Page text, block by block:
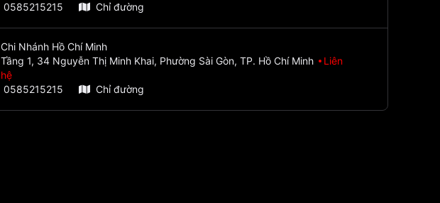
0585215215
Chỉ đường
Chi Nhánh Hồ Chí Minh
Tầng 1, 34 Nguyễn Thị Minh Khai, Phường Sài Gòn, TP. Hồ Chí Minh
Liên
hệ
0585215215
Chỉ đường